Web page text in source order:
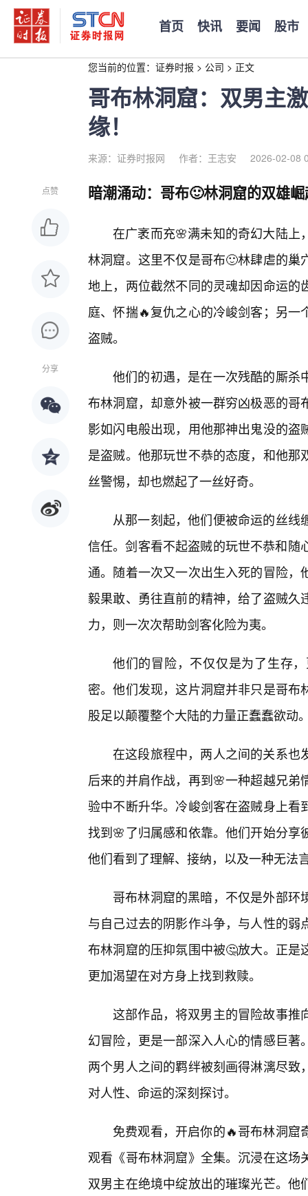
首页 快讯 要闻 股市
您当前的位置： 证券时报 > 公司 > 正文
哥布林洞窟：双男主
缘！
来源：证券时报网 作者：王志安 2026-02-08
点赞
分享
暗潮涌动：哥布🙂林洞窟的双雄
在广袤而充🌸满未知的奇幻大陆
林洞窟。这里不仅是哥布🙂林肆虐的
地上，两位截然不同的灵魂却因命运
庭、怀揣🔥复仇之心的冷峻剑客；另
盗贼。
他们的初遇，是在一次残酷的厮杀
布林洞窟，却意外被一群穷凶极恶的
影如闪电般出现，用他那神出鬼没的
是盗贼。他那玩世不恭的态度，和他
丝警惕，却也燃起了一丝好奇。
从那一刻起，他们便被命运的丝
信任。剑客看不起盗贼的玩世不恭和
通。随着一次又一次出生入死的冒险
毅果敢、勇往直前的精神，给了盗贼
力，则一次次帮助剑客化险为夷。
他们的冒险，不仅仅是为了生存
密。他们发现，这片洞窟并非只是哥
股足以颠覆整个大陆的力量正蠢蠢欲动
在这段旅程中，两人之间的关系也
后来的并肩作战，再到🌸一种超越兄
验中不断升华。冷峻剑客在盗贼身上
找到🌸了归属感和依靠。他们开始分
他们看到了理解、接纳，以及一种无法
哥布林洞窟的黑暗，不仅是外部
与自己过去的阴影作斗争，与人性的
布林洞窟的压抑氛围中被🤔放大。正
更加渴望在对方身上找到救赎。
这部作品，将双男主的冒险故事推
幻冒险，更是一部深入人心的情感巨
两个男人之间的羁绊被刻画得淋漓尽
对人性、命运的深刻探讨。
免费观看，开启你的🔥哥布林洞
观看《哥布林洞窟》全集。沉浸在这
双男主在绝境中绽放出的璀璨光芒。